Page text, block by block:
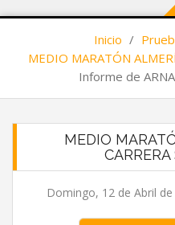
Inicio /
MEDIO MARATÓN
Informe de
MEDIO
Domingo, 12 de Abril